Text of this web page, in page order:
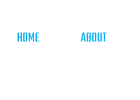
HOME ABOUT